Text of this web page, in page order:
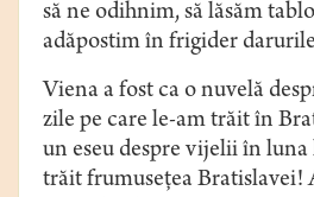
să ne odihnim, să lăsăm
adăpostim în frigider
Viena a fost ca o nuvelă
zile pe care le-am trăit în
un eseu despre vijelii în
trăit frumuseţea Bratislavei!